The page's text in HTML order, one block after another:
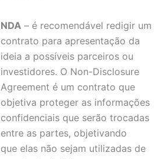
NDA – é recomendável redigir um
contrato para apresentação da
ideia a possíveis parceiros ou
investidores. O Non-Disclosure
Agreement é um contrato que
objetiva proteger as informações
confidenciais que serão trocadas
entre as partes, objetivando
que elas não sejam utilizadas de